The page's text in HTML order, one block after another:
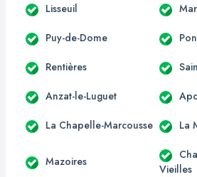
Lisseuil
Puy-de-Dome
Rentières
Anzat-le-Luguet
La Chapelle-Marcousse La
Mazoires
Vieilles